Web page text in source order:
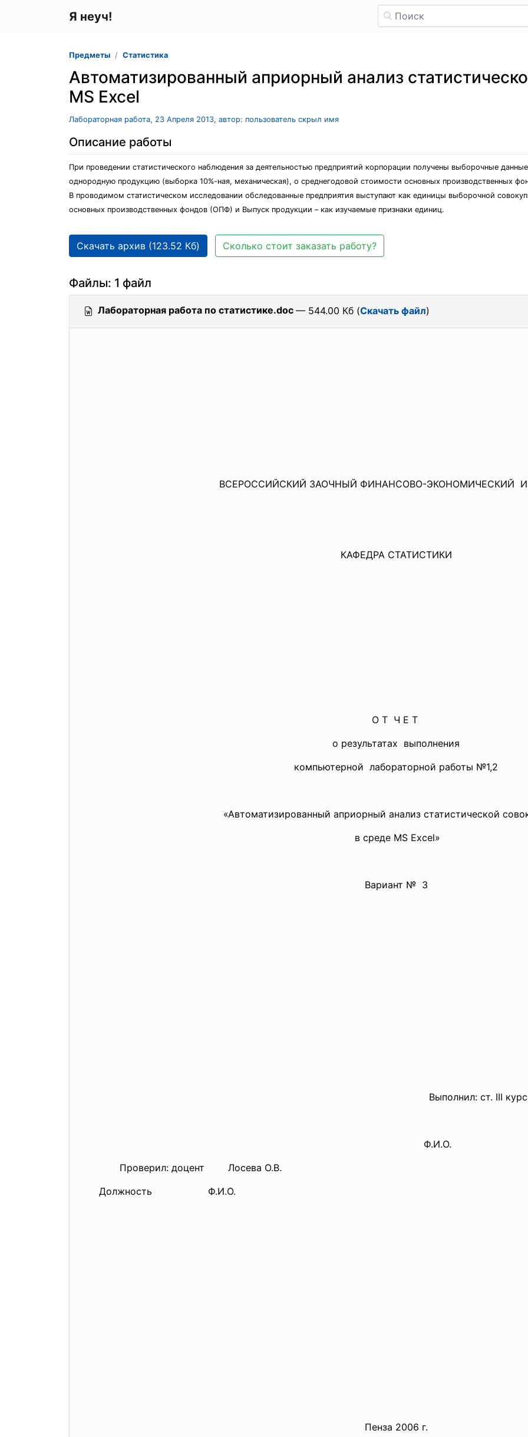
Я неуч!
Предметы Статистика
Автоматизированный априорный анализ
MS Excel
Лабораторная работа, 23 Апреля 2013, автор: пользователь скрыл имя
Описание работы
При проведении статистического наблюдения за деятельностью предприятий корпорации получены выборочные
однородную продукцию (выборка 10%-ная, механическая), о среднегодовой стоимости основных производственных
В проводимом статистическом исследовании обследованные предприятия выступают как единицы выборочной
основных производственных фондов (ОПФ) и Выпуск продукции – как изучаемые признаки единиц.
Скачать архив (123.52 Кб) Сколько стоит заказать работу?
Файлы: 1 файл
Лабораторная работа по статистике.doc — 544.00 Кб (Скачать файл)
ВСЕРОССИЙСКИЙ ЗАОЧНЫЙ ФИНАНСОВО-ЭКОНОМИЧЕСКИЙ
КАФЕДРА СТАТИСТИКИ
О Т Ч Е Т
о результатах выполнения
компьютерной лабораторной работы №1,2
«Автоматизированный априорный анализ статистической
в среде MS Excel»
Вариант № 3
Выполнил: ст. III
Ф.И.О.
Проверил: доцент Лосева О.В.
Должность Ф.И.О.
Пенза 2006 г.